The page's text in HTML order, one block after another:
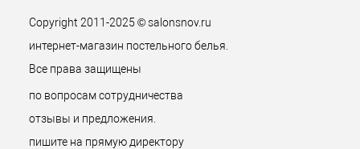
Copyright 2011-2025 © salonsnov.ru
интернет-магазин постельного белья.
Все права защищены
по вопросам сотрудничества
отзывы и предложения.
пишите на прямую директору